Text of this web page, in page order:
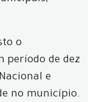
o
período de dez
e
no município.